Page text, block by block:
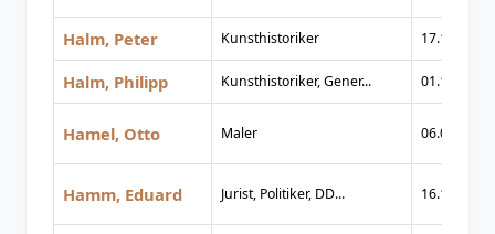
Halm, Peter Kunsthistoriker 17.11.1900
Halm, Philipp Kunsthistoriker, Gener... 01.10.1866
Hamel, Otto Maler 06.03.1866
Hamm, Eduard Jurist, Politiker, DD... 16.10.1879